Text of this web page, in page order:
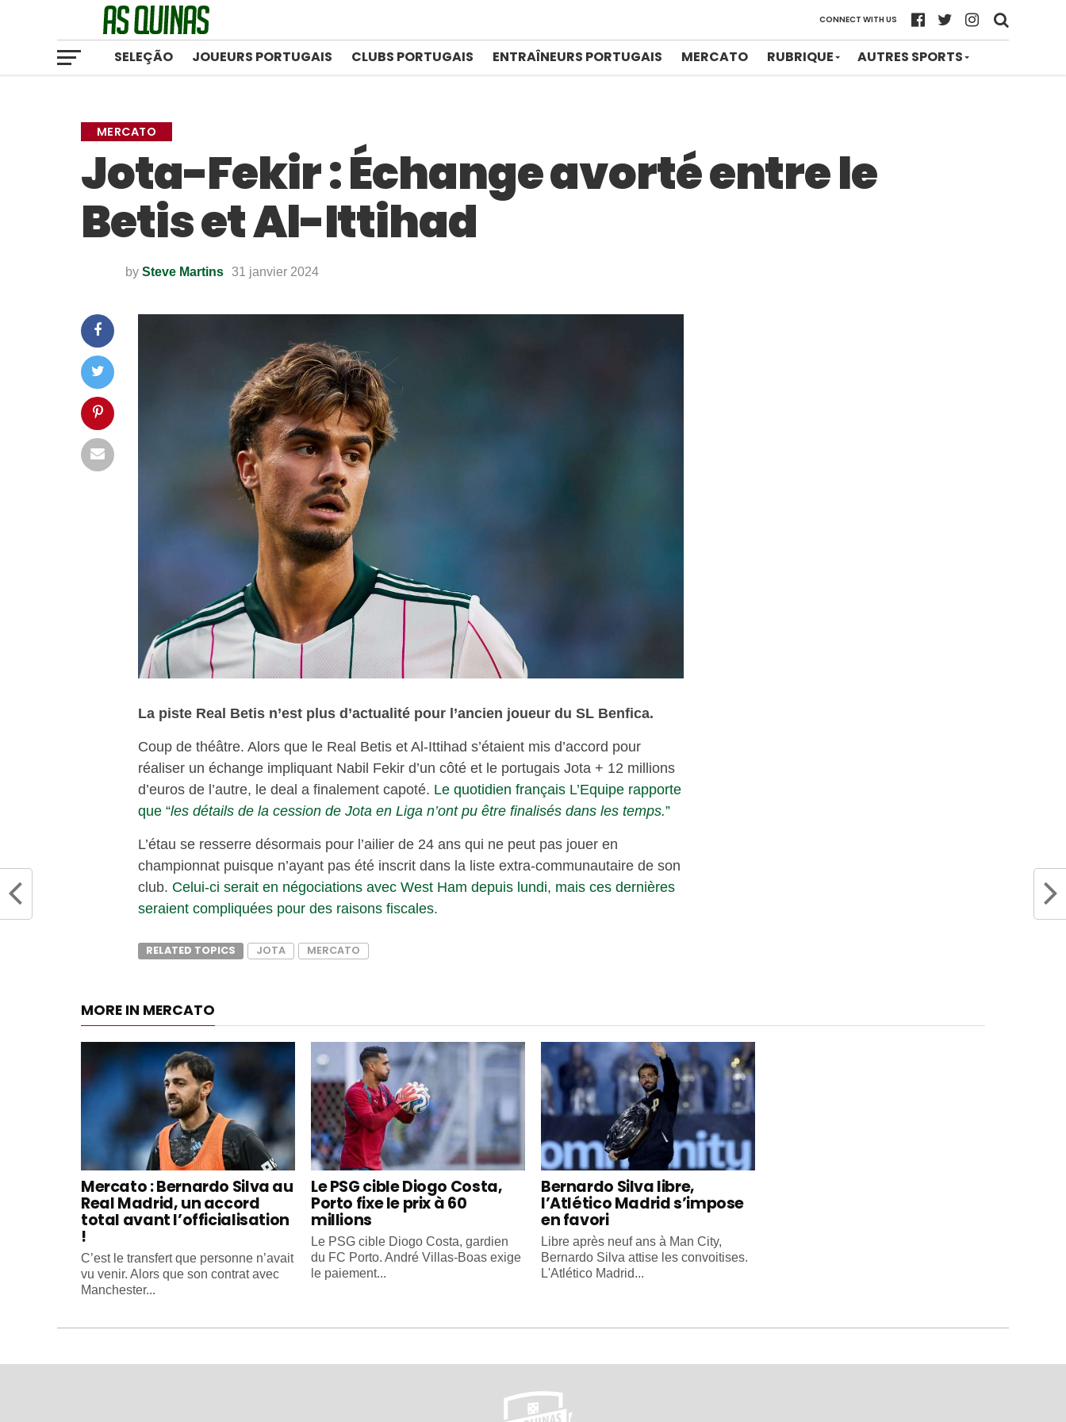
CONNECT WITH US
SELEÇÃO JOUEURS PORTUGAIS CLUBS PORTUGAIS ENTRAÎNEURS PORTUGAIS MERCATO RUBRIQUE AUTRES SPORTS
MERCATO
Jota-Fekir : Échange avorté entre le
Betis et Al-Ittihad
by Steve Martins 31 janvier 2024
La piste Real Betis n’est plus d’actualité pour l’ancien joueur du SL Benfica.
Coup de théâtre. Alors que le Real Betis et Al-Ittihad s’étaient mis d’accord pour
réaliser un échange impliquant Nabil Fekir d’un côté et le portugais Jota + 12 millions
d’euros de l’autre, le deal a finalement capoté. Le quotidien français L’Equipe rapporte
que “les détails de la cession de Jota en Liga n’ont pu être finalisés dans les temps.”
L’étau se resserre désormais pour l’ailier de 24 ans qui ne peut pas jouer en
championnat puisque n’ayant pas été inscrit dans la liste extra-communautaire de son
club. Celui-ci serait en négociations avec West Ham depuis lundi, mais ces dernières
seraient compliquées pour des raisons fiscales.
RELATED TOPICS JOTA MERCATO
MORE IN MERCATO
Mercato : Bernardo Silva au
Real Madrid, un accord
total avant l’officialisation
!
C’est le transfert que personne n’avait
vu venir. Alors que son contrat avec
Manchester...
Le PSG cible Diogo Costa,
Porto fixe le prix à 60
millions
Le PSG cible Diogo Costa, gardien
du FC Porto. André Villas-Boas exige
le paiement...
Bernardo Silva libre,
l’Atlético Madrid s’impose
en favori
Libre après neuf ans à Man City,
Bernardo Silva attise les convoitises.
L'Atlético Madrid...